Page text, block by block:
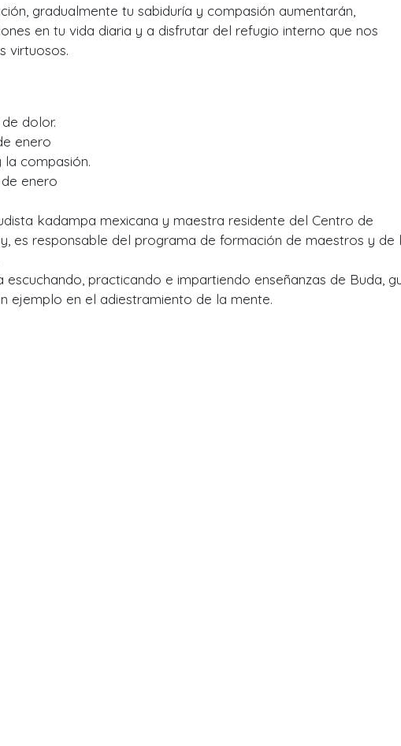
gradualmente tu sabiduría y compasión aumentarán,
en tu vida diaria y a disfrutar del refugio interno que nos
virtuosos.
dolor.
enero
la compasión.
enero
kadampa mexicana y maestra residente del Centro de
es responsable del programa de formación de maestros y de
escuchando, practicando e impartiendo enseñanzas de Buda,
ejemplo en el adiestramiento de la mente.